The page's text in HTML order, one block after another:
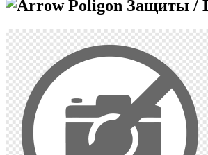
Защиты /